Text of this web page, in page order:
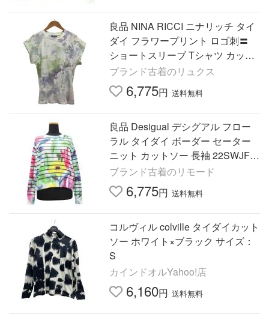
良品 NINA RICCI ニナリッチ タイ
ダイ フラワープリント ロゴ刺〓
ショートスリーブ Tシャツ カット
ソー S マルチカラー レディース
古着 中古
ブランド古着のリュクス
6,775円 送料無料
良品 Desigual デシグアル フロー
ラル タイダイ ボーダー セーター
ニット カットソー 長袖 22SWJF2
1 サイズS ホワイト/マルチ レディ
ース 古着 中古
ブランド古着のリモード
6,775円 送料無料
コルヴィル colville タイダイカット
ソー ホワイト×ブラック サイズ：
S
カインドオルYahoo!店
6,160円 送料無料